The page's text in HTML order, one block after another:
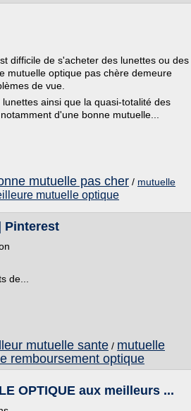
difficile de s'acheter des lunettes ou des
mutuelle optique pas chère demeure
de vue.
ainsi que la quasi-totalité des
d'une bonne mutuelle...
mutuelle pas cher / mutuelle
mutuelle optique
Pinterest
de...
mutuelle sante / mutuelle
remboursement optique
OPTIQUE aux meilleurs ...